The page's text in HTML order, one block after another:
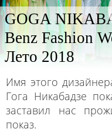
GOGA
Benz Fashion
Лето 2018
Имя этого
Гога Никабадзе
заставил нас
показ.